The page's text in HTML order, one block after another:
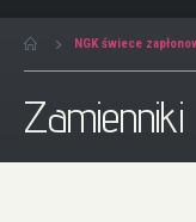
NGK świece
Zamienniki